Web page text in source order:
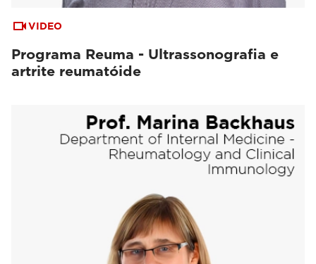
VIDEO
Programa Reuma - Ultrassonografia e
artrite reumatóide